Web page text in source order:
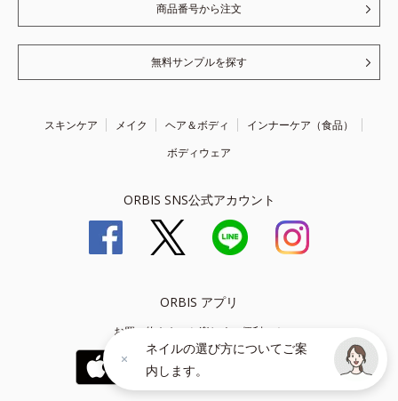
商品番号から注文
無料サンプルを探す
スキンケア メイク ヘア＆ボディ
インナーケア（食品）
ボディウェア
ORBIS SNS公式アカウント
ORBIS アプリ
お買い物をもっと楽しく、便利に！
ネイルの選び方についてご案
内します。